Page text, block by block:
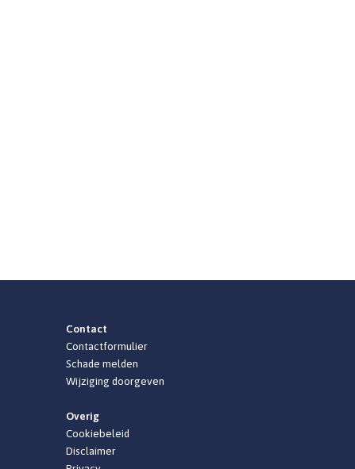
Contact
Contactformulier
Schade melden
Wijziging doorgeven
Overig
Cookiebeleid
Disclaimer